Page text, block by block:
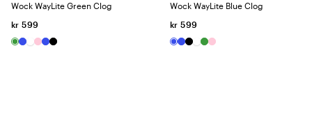
Wock WayLite Green Clog
kr 599
Wock WayLite Blue Clog
kr 599